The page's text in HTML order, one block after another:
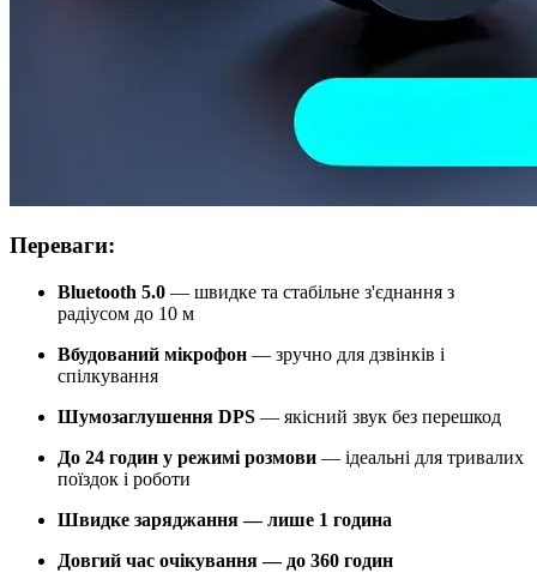
Переваги:
Bluetooth 5.0 — швидке та стабільне з'єднання з
радіусом до 10 м
Вбудований мікрофон — зручно для дзвінків і
спілкування
Шумозаглушення DPS — якісний звук без перешкод
До 24 годин у режимі розмови — ідеальні для тривалих
поїздок і роботи
Швидке заряджання — лише 1 година
Довгий час очікування — до 360 годин